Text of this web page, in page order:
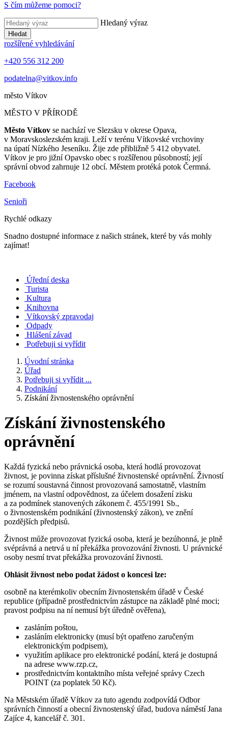
S čím můžeme pomoci?
Hledaný výraz
Hledat
rozšířené vyhledávání
+420 556 312 200
podatelna@vitkov.info
město Vítkov
MĚSTO V PŘÍRODĚ
Město Vítkov se nachází ve Slezsku v okrese Opava,
v Moravskoslezském kraji. Leží v terénu Vítkovské vrchoviny
na úpatí Nízkého Jeseníku. Žije zde přibližně 5 412 obyvatel.
Vítkov je pro jižní Opavsko obec s rozšířenou působností; její
správní obvod zahrnuje 12 obcí. Městem protéká potok Čermná.
Facebook
Senioři
Rychlé odkazy
Snadno dostupné informace z našich stránek, které by vás mohly
zajímat!
Úřední deska
Turista
Kultura
Knihovna
Vítkovský zpravodaj
Odpady
Hlášení závad
Potřebuji si vyřídit
Úvodní stránka
Úřad
Potřebuji si vyřídit ...
Podnikání
Získání živnostenského oprávnění
Získání živnostenského
oprávnění
Každá fyzická nebo právnická osoba, která hodlá provozovat
živnost, je povinna získat příslušné živnostenské oprávnění. Živností
se rozumí soustavná činnost provozovaná samostatně, vlastním
jménem, na vlastní odpovědnost, za účelem dosažení zisku
a za podmínek stanovených zákonem č. 455/1991 Sb.,
o živnostenském podnikání (živnostenský zákon), ve znění
pozdějších předpisů.
Živnost může provozovat fyzická osoba, která je bezúhonná, je plně
svéprávná a netrvá u ní překážka provozování živnosti. U právnické
osoby nesmí trvat překážka provozování živnosti.
Ohlásit živnost nebo podat žádost o koncesi lze:
osobně na kterémkoliv obecním živnostenském úřadě v České
republice (případně prostřednictvím zástupce na základě plné moci;
pravost podpisu na ní nemusí být úředně ověřena),
zasláním poštou,
zasláním elektronicky (musí být opatřeno zaručeným
elektronickým podpisem),
využitím aplikace pro elektronické podání, která je dostupná
na adrese www.rzp.cz,
prostřednictvím kontaktního místa veřejné správy Czech
POINT (za poplatek 50 Kč).
Na Městském úřadě Vítkov za tuto agendu zodpovídá Odbor
správních činností a obecní živnostenský úřad, budova náměstí Jana
Zajíce 4, kancelář č. 301.